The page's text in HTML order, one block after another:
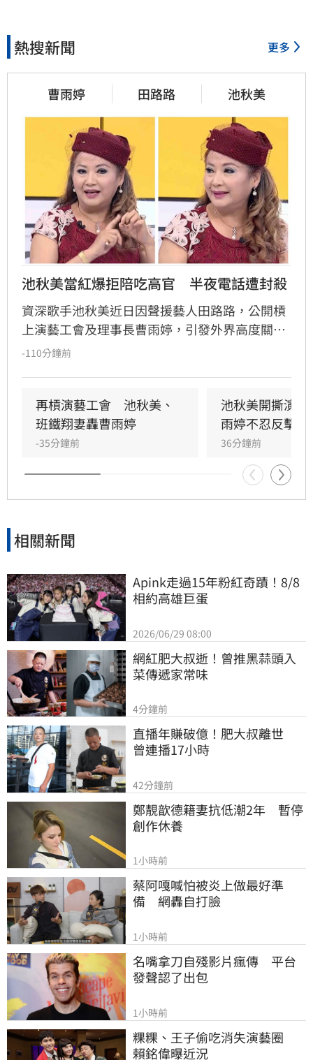
熱搜新聞 更多
曹雨婷 田路路 池秋美
池秋美當紅爆拒陪吃高官　半夜電話遭封殺
資深歌手池秋美近日因聲援藝人田路路，公開槓
上演藝工會及理事長曹雨婷，引發外界高度關
注。池秋美過去曾以《小風帆》一曲紅遍大街小
發她通告就會斷手斷腳，導致演藝事業一落千
丈，從一週七天通告的當紅歌手淪為過往雲煙。
-110分鐘前
再槓演藝工會　池秋美、
班鐵翔妻轟曹雨婷
-35分鐘前
池秋美開撕演
雨婷不忍反擊了
36分鐘前
相關新聞
Apink走過15年粉紅奇蹟！8/8
相約高雄巨蛋
2026/06/29 08:00
網紅肥大叔逝！曾推黑蒜頭入
菜傳遞家常味
4分鐘前
直播年賺破億！肥大叔離世
曾連播17小時
42分鐘前
鄭靚歆德籍妻抗低潮2年　暫停
創作休養
1小時前
蔡阿嘎喊怕被炎上做最好準
備　網轟自打臉
1小時前
名嘴拿刀自殘影片瘋傳　平台
發聲認了出包
1小時前
粿粿、王子偷吃消失演藝圈
賴銘偉曝近況